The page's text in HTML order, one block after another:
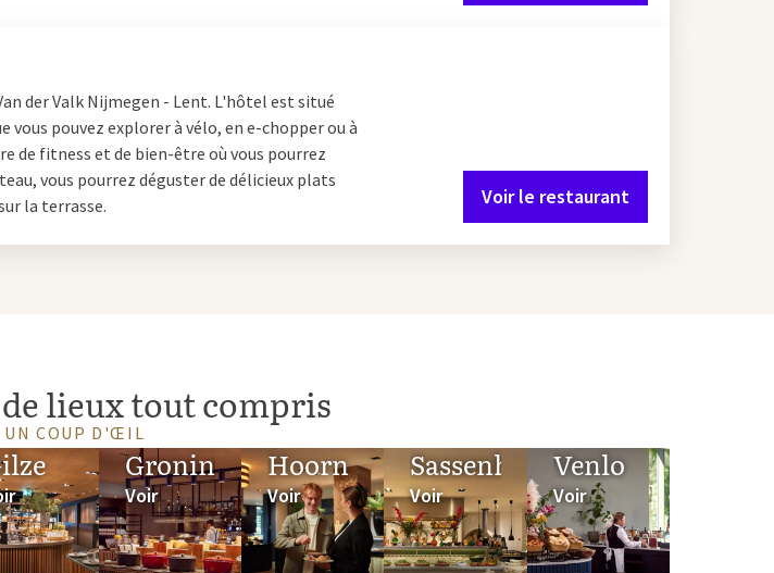
détendu.
quoi vous profitez pendant deux heures d'un buffet de
plats de viande et de poisson, des salades et des
thé et un large buffet de jus.
spécial, afin qu'ils puissent également en profiter
et du déjeuner et est donc parfait pour les familles
varié à Lent : chez Van der Valk, vous profitez toujours de la
der Valk Nijmegen - Lent. L'hôtel est situé
pouvez explorer à vélo, en e-chopper ou à
de fitness et de bien-être où vous pourrez
vous pourrez déguster de délicieux plats
la terrasse.
Voir le restaurant
lieux tout compris
UN COUP D'ŒIL
Groningen
Voir
Hoorn
Voir
Sassenheim
Voir
Venlo
Voir